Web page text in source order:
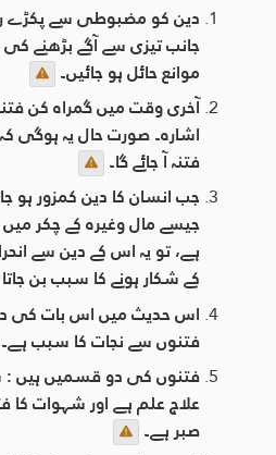
دین کو مضبوطی سے پکڑے
جانب تیزی سے آگے بڑھنے
موانع حائل ہو جائيں۔
آخری وقت میں گمراہ کن
اشارہ۔ صورت حال یہ ہوگی
فتنہ آ جائے گا۔
جب انسان کا دین کمزور ہو
جیسے مال وغیرہ کے چکر
ہے، تو یہ اس کے دین سے
کے شکار ہونے کا سبب بن
اس حدیث میں اس بات کی
فتنوں سے نجات کا سبب ہے۔
فتنوں کی دو قسمیں ہيں :
علاج علم ہے اور شہوات کا
صبر ہے۔